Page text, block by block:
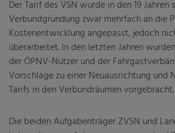
Nahverkehrsplan
Veröffentlichungen
Der Tarif des VSN wurde in den 19 Jahren
Verbundgründung zwar mehrfach an die
Kostenentwicklung angepasst, jedoch
überarbeitet. In den letzten Jahren
der ÖPNV-Nutzer und der
Vorschläge zu einer Neuausrichtung und
Tarifs in den Verbundräumen vorgebracht.
Die beiden Aufgabenträger ZVSN und